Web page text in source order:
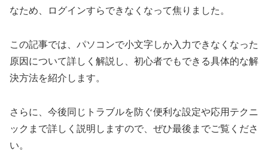
なため、ログインすらできなくなって焦りました。
この記事では、パソコンで小文字しか入力できなくなった
原因について詳しく解説し、初心者でもできる具体的な解
決方法を紹介します。
さらに、今後同じトラブルを防ぐ便利な設定や応用テクニ
ックまで詳しく説明しますので、ぜひ最後までご覧くださ
い。